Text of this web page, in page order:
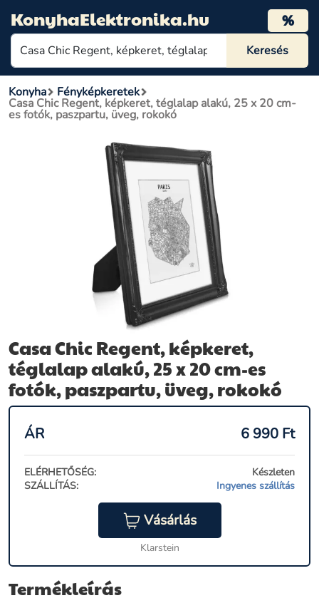
KonyhaElektronika.hu %
Konyha Fényképkeretek
Casa Chic Regent, képkeret, téglalap alakú, 25 x 20 cm-
es fotók, paszpartu, üveg, rokokó
Casa Chic Regent, képkeret,
téglalap alakú, 25 x 20 cm-es
fotók, paszpartu, üveg, rokokó
ÁR 6 990 Ft
ELÉRHETŐSÉG:
Készleten
SZÁLLÍTÁS:
Ingyenes szállítás
Vásárlás
Klarstein
Termékleírás